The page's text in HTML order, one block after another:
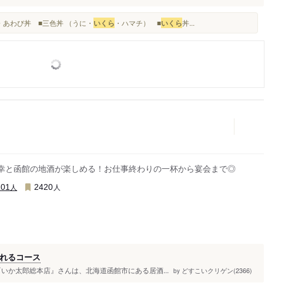
わび丼 ■三色丼 （うに・ いくら ・ハマチ） ■いくら丼...
函館の地酒が楽しめる！お仕事終わりの一杯から宴会まで◎
人 2420 人
るコース
か太郎総本店』さんは、北海道函館市にある居酒... by どすこいクリゲン(2366)